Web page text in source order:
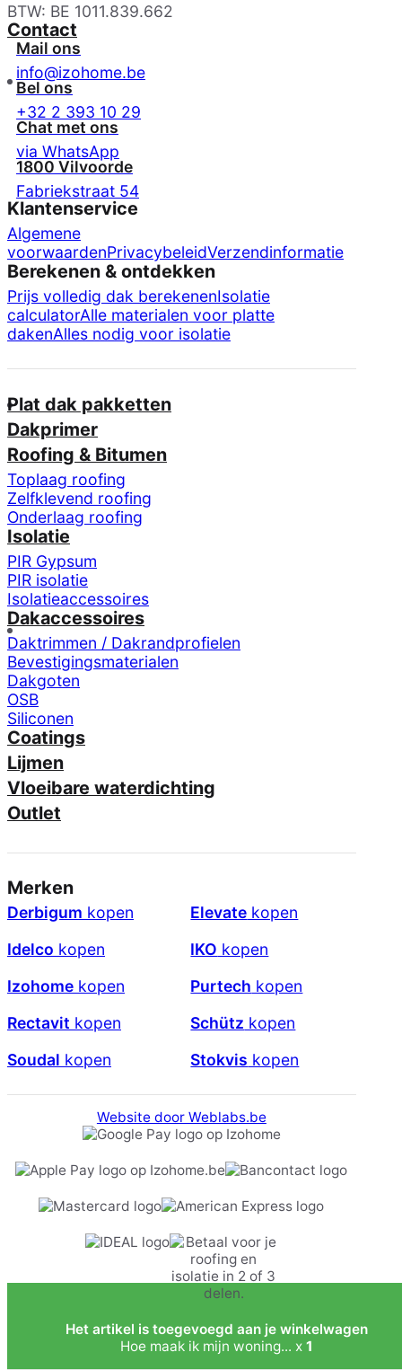
BTW: BE 1011.839.662
Contact
Mail ons
info@izohome.be
Bel ons
+32 2 393 10 29
Chat met ons
via WhatsApp
1800 Vilvoorde
Fabriekstraat 54
Klantenservice
Algemene
voorwaardenPrivacybeleidVerzendinformatie
Berekenen & ontdekken
Prijs volledig dak berekenenIsolatie
calculatorAlle materialen voor platte
dakenAlles nodig voor isolatie
Plat dak pakketten
Dakprimer
Roofing & Bitumen
Toplaag roofing
Zelfklevend roofing
Onderlaag roofing
Isolatie
PIR Gypsum
PIR isolatie
Isolatieaccessoires
Dakaccessoires
Daktrimmen / Dakrandprofielen
Bevestigingsmaterialen
Dakgoten
OSB
Siliconen
Coatings
Lijmen
Vloeibare waterdichting
Outlet
Merken
Derbigum kopen Elevate kopen
Idelco kopen IKO kopen
Izohome kopen Purtech kopen
Rectavit kopen Schütz kopen
Soudal kopen Stokvis kopen
Website door Weblabs.be
Het artikel is toegevoegd aan je winkelwagen
Hoe maak ik mijn woning... x1